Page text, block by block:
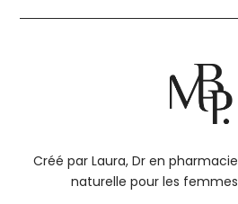
Créé par Laura, Dr en
naturelle pour les